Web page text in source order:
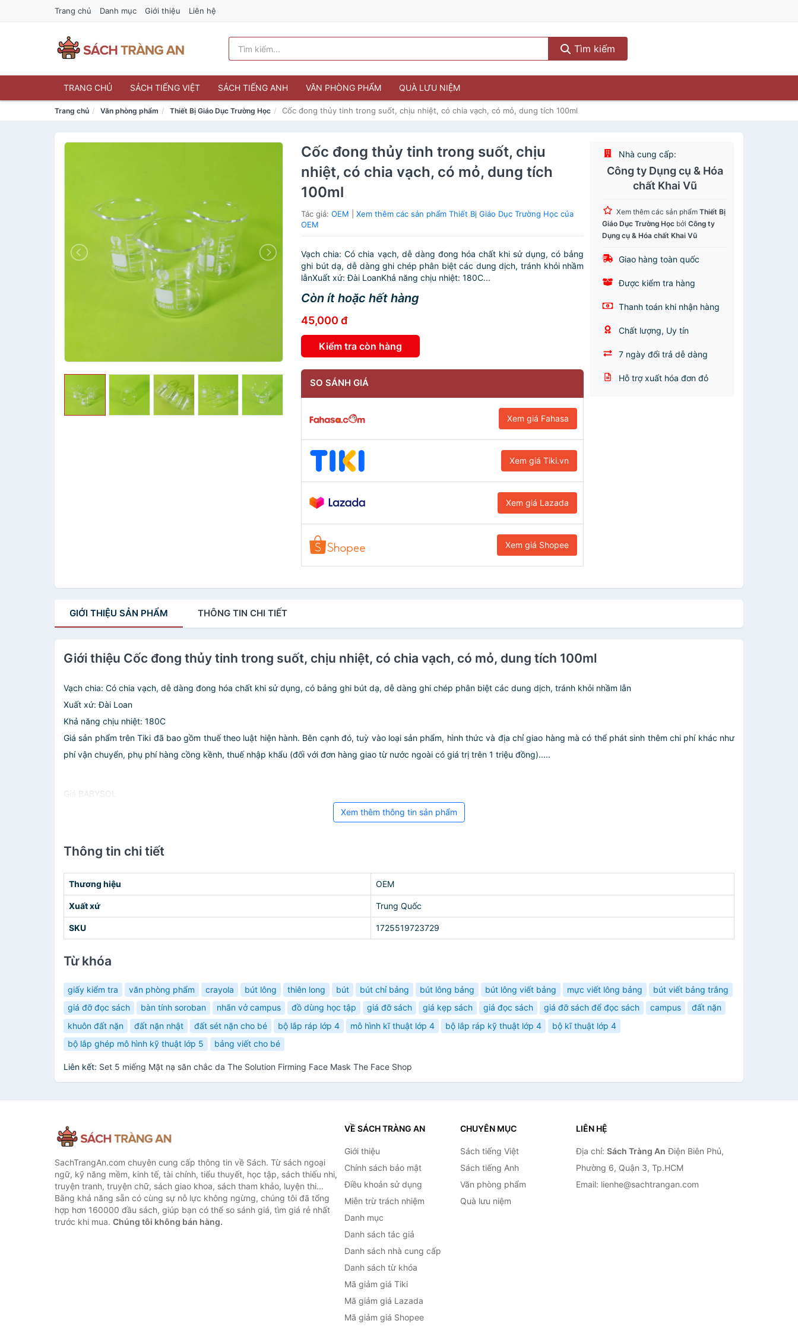
Trang chủ Danh mục Giới thiệu Liên hệ
Tìm kiếm
TRANG CHỦ SÁCH TIẾNG VIỆT SÁCH TIẾNG ANH VĂN PHÒNG PHẨM QUÀ LƯU NIỆM
Trang chủ Văn phòng phẩm Thiết Bị Giáo Dục Trường Học Cốc đong thủy tinh trong suốt, chịu nhiệt, có chia vạch, có mỏ, dung tích 100ml
Cốc đong thủy tinh trong suốt, chịu
nhiệt, có chia vạch, có mỏ, dung tích
100ml
Tác giả:OEM |Xem thêm các sản phẩm Thiết Bị Giáo Dục Trường Học của
OEM
Vạch chia: Có chia vạch, dễ dàng đong hóa chất khi sử dụng, có bảng
ghi bút dạ, dễ dàng ghi chép phân biệt các dung dịch, tránh khỏi nhầm
lẫnXuất xứ: Đài LoanKhả năng chịu nhiệt: 180C...
Còn ít hoặc hết hàng
45,000 đ
Kiểm tra còn hàng
SO SÁNH GIÁ
Xem giá Fahasa
Xem giá Tiki.vn
Xem giá Lazada
Xem giá Shopee
Nhà cung cấp:
Công ty Dụng cụ & Hóa
chất Khai Vũ
Xem thêm các sản phẩmThiết Bị
Giáo Dục Trường Học bởiCông ty
Dụng cụ & Hóa chất Khai Vũ
Giao hàng toàn quốc
Được kiểm tra hàng
Thanh toán khi nhận hàng
Chất lượng, Uy tín
7 ngày đổi trả dễ dàng
Hỗ trợ xuất hóa đơn đỏ
GIỚI THIỆU SẢN PHẨM THÔNG TIN CHI TIẾT
Giới thiệu Cốc đong thủy tinh trong suốt, chịu nhiệt, có chia vạch, có mỏ, dung tích 100ml
Vạch chia: Có chia vạch, dễ dàng đong hóa chất khi sử dụng, có bảng ghi bút dạ, dễ dàng ghi chép phân biệt các dung dịch, tránh khỏi nhầm lẫn
Xuất xứ: Đài Loan
Khả năng chịu nhiệt: 180C
Giá sản phẩm trên Tiki đã bao gồm thuế theo luật hiện hành. Bên cạnh đó, tuỳ vào loại sản phẩm, hình thức và địa chỉ giao hàng mà có thể phát sinh thêm chi phí khác như
phí vận chuyển, phụ phí hàng cồng kềnh, thuế nhập khẩu (đối với đơn hàng giao từ nước ngoài có giá trị trên 1 triệu đồng).....
Giá BABYSOL
Xem thêm thông tin sản phẩm
Thông tin chi tiết
Thương hiệu OEM
Xuất xứ Trung Quốc
SKU 1725519723729
Từ khóa
giấy kiểm tra văn phòng phẩm crayola bút lông thiên long bút bút chỉ bảng bút lông bảng bút lông viết bảng mực viết lông bảng
bút viết bảng trắng
giá đỡ đọc sách
bàn tính soroban nhãn vở campus đồ dùng học tập giá đỡ sách giá kẹp sách giá đọc sách giá đỡ sách để đọc sách campus
đất nặn
khuôn đất nặn
đất nặn nhật đất sét nặn cho bé bộ lắp ráp lớp 4 mô hình kĩ thuật lớp 4 bộ lắp ráp kỹ thuật lớp 4
bộ kĩ thuật lớp 4
bộ lắp ghép mô hình kỹ thuật lớp 5
bảng viết cho bé
Liên kết: Set 5 miếng Mặt nạ săn chắc da The Solution Firming Face Mask The Face Shop
SachTrangAn.com chuyên cung cấp thông tin về Sách. Từ sách ngoại
ngữ, kỹ năng mềm, kinh tế, tài chính, tiểu thuyết, học tập, sách thiếu nhi,
truyện tranh, truyện chữ, sách giao khoa, sách tham khảo, luyện thi...
Bằng khả năng sẵn có cùng sự nỗ lực không ngừng, chúng tôi đã tổng
hợp hơn 160000 đầu sách, giúp bạn có thể so sánh giá, tìm giá rẻ nhất
trước khi mua. Chúng tôi không bán hàng.
VỀ SÁCH TRÀNG AN
Giới thiệu
Chính sách bảo mật
Điều khoản sử dụng
Miễn trừ trách nhiệm
Danh mục
Danh sách tác giả
Danh sách nhà cung cấp
Danh sách từ khóa
Mã giảm giá Tiki
Mã giảm giá Lazada
Mã giảm giá Shopee
CHUYÊN MỤC
Sách tiếng Việt
Sách tiếng Anh
Văn phòng phẩm
Quà lưu niệm
LIÊN HỆ
Địa chỉ: Sách Tràng An Điện Biên Phủ,
Phường 6, Quận 3, Tp.HCM
Email: lienhe@sachtrangan.com